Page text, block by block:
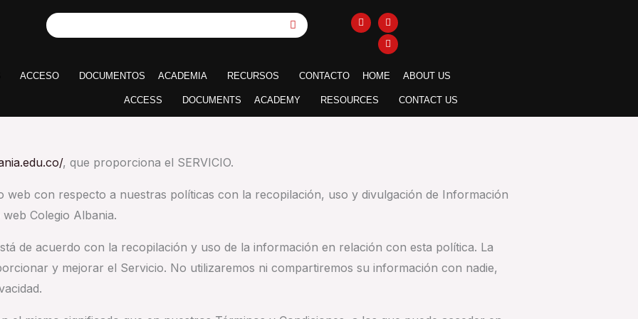
I
n
s
r
m
F
a
c
e
b
o
Y
o
u
t
u
e
ACCESO DOCUMENTOS ACADEMIA RECURSOS CONTACTO HOME ABOUT US
ACCESS DOCUMENTS ACADEMY RESOURCES CONTACT US
, que proporciona el SERVICIO.
web con respecto a nuestras políticas con la recopilación, uso y divulgación de Información
Colegio Albania.
de acuerdo con la recopilación y uso de la información en relación con esta política. La
y mejorar el Servicio. No utilizaremos ni compartiremos su información con nadie,